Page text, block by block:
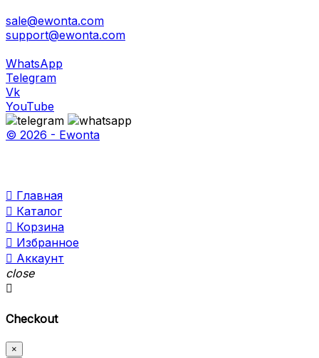
sale@ewonta.com
support@ewonta.com
WhatsApp
Telegram
Vk
YouTube
© 2026 - Ewonta
 Главная
 Каталог
 Корзина
 Избранное
 Аккаунт
close

Checkout
×